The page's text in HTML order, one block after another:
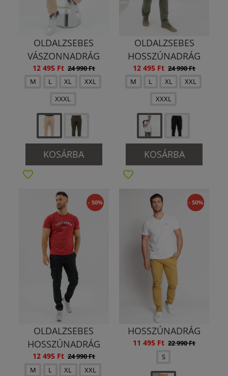
OLDALZSEBES
VÁSZONNADRÁG
12 495 Ft 24 990 Ft
M
L XL
XXL
XXXL
KOSÁRBA
OLDALZSEBES
HOSSZÚNADRÁG
12 495 Ft 24 990 Ft
M
L XL
XXL
XXXL
KOSÁRBA
- 50%
OLDALZSEBES
HOSSZÚNADRÁG
12 495 Ft 24 990 Ft
M
L XL
XXL
- 50%
HOSSZÚNADRÁG
11 495 Ft 22 990 Ft
S